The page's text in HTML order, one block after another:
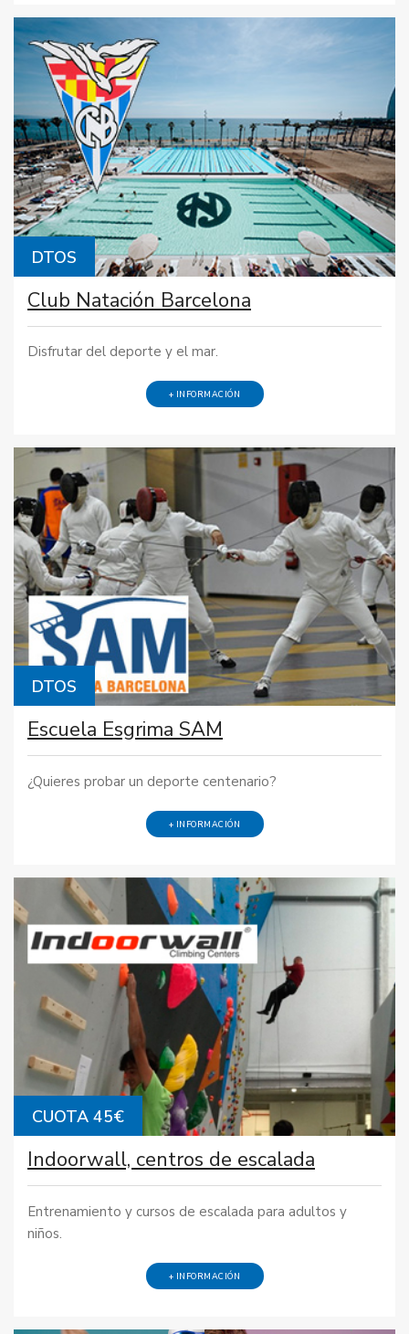
DTOS
Club Natación Barcelona
Disfrutar del deporte y el mar.
+ INFORMACIÓN
DTOS
Escuela Esgrima SAM
¿Quieres probar un deporte centenario?
+ INFORMACIÓN
CUOTA 45€
Indoorwall, centros de escalada
Entrenamiento y cursos de escalada para adultos y
niños.
+ INFORMACIÓN